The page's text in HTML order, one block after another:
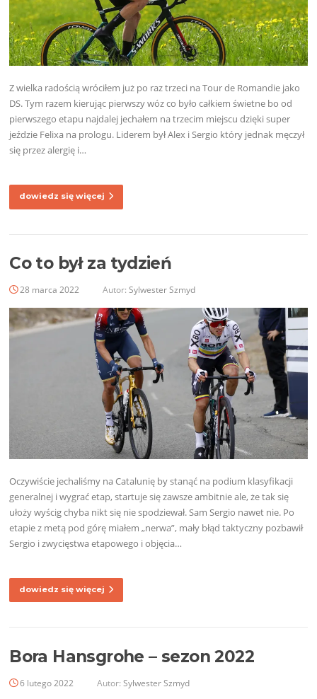
Z wielka radością wróciłem już po raz trzeci na Tour de Romandie jako
DS. Tym razem kierując pierwszy wóz co było całkiem świetne bo od
pierwszego etapu najdalej jechałem na trzecim miejscu dzięki super
jeździe Felixa na prologu. Liderem był Alex i Sergio który jednak męczył
się przez alergię i…
dowiedz się więcej
Co to był za tydzień
28 marca 2022 Autor:Sylwester Szmyd
Oczywiście jechaliśmy na Catalunię by stanąć na podium klasyfikacji
generalnej i wygrać etap, startuje się zawsze ambitnie ale, że tak się
ułoży wyścig chyba nikt się nie spodziewał. Sam Sergio nawet nie. Po
etapie z metą pod górę miałem „nerwa”, mały błąd taktyczny pozbawił
Sergio i zwycięstwa etapowego i objęcia…
dowiedz się więcej
Bora Hansgrohe – sezon 2022
6 lutego 2022 Autor:Sylwester Szmyd